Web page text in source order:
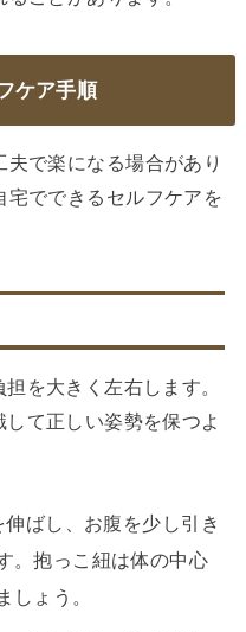
ケア手順
で楽になる場合があり
宅でできるセルフケアを
を大きく左右します。
て正しい姿勢を保つよ
伸ばし、お腹を少し引き
。抱っこ紐は体の中心
しょう。